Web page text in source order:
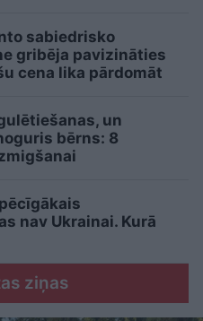
sabiedrisko
gribēja pavizināties
cena lika pārdomāt
un
bērns: 8
nav Ukrainai. Kurā
ziņas